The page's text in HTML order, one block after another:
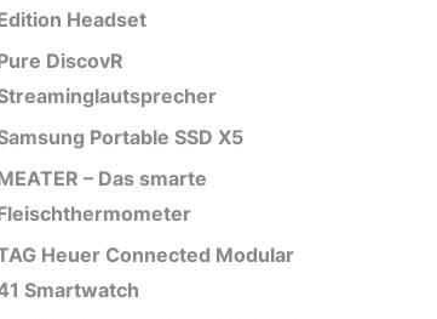
Headset
DiscovR
Portable SSD X5
– Das smarte
Heuer Connected Modular
Smartwatch